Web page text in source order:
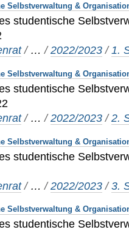
Selbstverwaltung &
studentische
/ …/2022/2023 /1.
Selbstverwaltung &
studentische
/ …/2022/2023 /2.
Selbstverwaltung &
studentische
/ …/2022/2023 /3.
Selbstverwaltung &
studentische